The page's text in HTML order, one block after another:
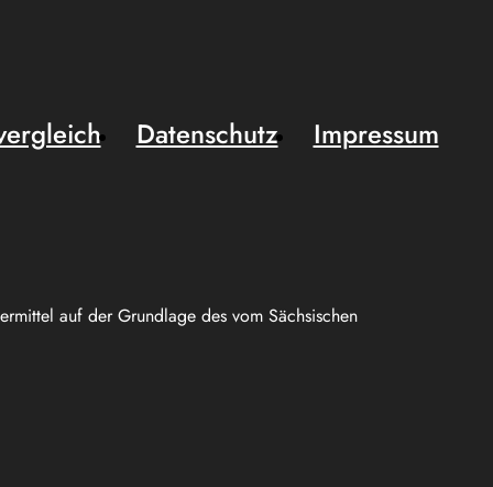
auf der Grundlage des vom Sächsischen
Datenschutz
Impressum